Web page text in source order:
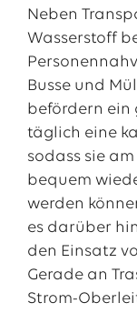
Neben
Wasserstoff
Busse und
befördern ein
täglich eine
sodass sie
bequem
werden
es darüber
den Einsatz
Gerade an
Strom-